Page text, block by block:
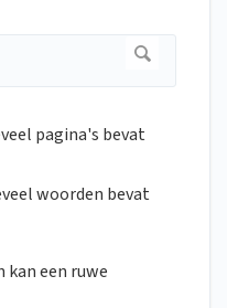
pagina's bevat
woorden bevat
een ruwe